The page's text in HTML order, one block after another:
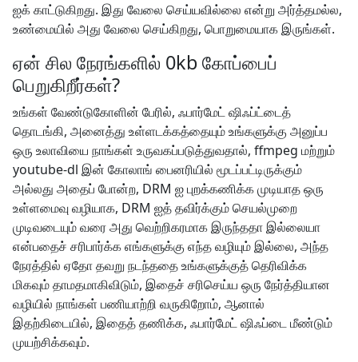
ஐக் காட்டுகிறது. இது வேலை செய்யவில்லை என்று அர்த்தமல்ல,
உண்மையில் அது வேலை செய்கிறது, பொறுமையாக இருங்கள்.
ஏன் சில நேரங்களில் 0kb கோப்பைப்
பெறுகிறீர்கள்?
உங்கள் வேண்டுகோளின் பேரில், ஃபார்மேட் ஷிஃப்ட்டைத்
தொடங்கி, அனைத்து உள்ளடக்கத்தையும் உங்களுக்கு அனுப்ப
ஒரு உலாவியை நாங்கள் உருவகப்படுத்துவதால், ffmpeg மற்றும்
youtube-dl இன் கோலாங் பைனரியில் மூடப்பட்டிருக்கும்
அல்லது அதைப் போன்ற, DRM ஐ புறக்கணிக்க முடியாத ஒரு
உள்ளமைவு வழியாக, DRM ஐத் தவிர்க்கும் செயல்முறை
முடிவடையும் வரை அது வெற்றிகரமாக இருந்ததா இல்லையா
என்பதைச் சரிபார்க்க எங்களுக்கு எந்த வழியும் இல்லை, அந்த
நேரத்தில் ஏதோ தவறு நடந்ததை உங்களுக்குத் தெரிவிக்க
மிகவும் தாமதமாகிவிடும், இதைச் சரிசெய்ய ஒரு நேர்த்தியான
வழியில் நாங்கள் பணியாற்றி வருகிறோம், ஆனால்
இதற்கிடையில், இதைத் தணிக்க, ஃபார்மேட் ஷிஃப்டை மீண்டும்
முயற்சிக்கவும்.